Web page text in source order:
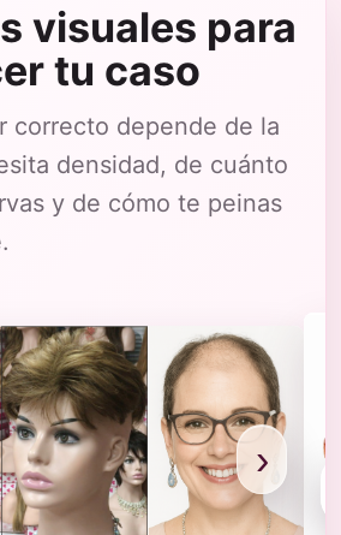
visuales para
tu caso
correcto depende de la
densidad, de cuánto
y de cómo te peinas
›